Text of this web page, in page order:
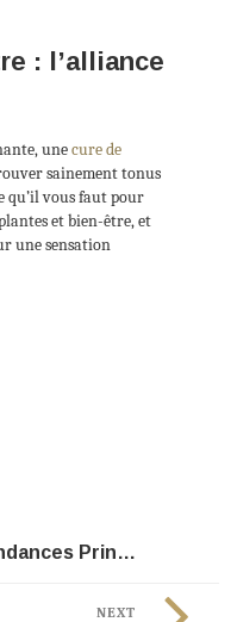
: l’alliance
unecure de
sainement tonus
qu’il vous faut pour
et bien-être, et
une sensation
Coiffure Homme : tendances Printemps-Eté 2017
NEXT